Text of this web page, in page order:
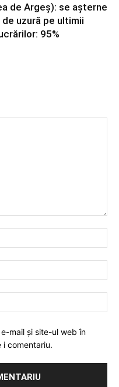
de Argeș): se așterne
uzură pe ultimii
95%
mail și site-ul web în
comentariu.